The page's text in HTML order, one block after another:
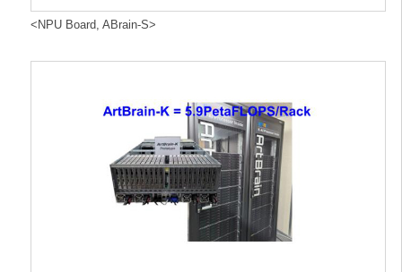
<NPU Board, ABrain-S>